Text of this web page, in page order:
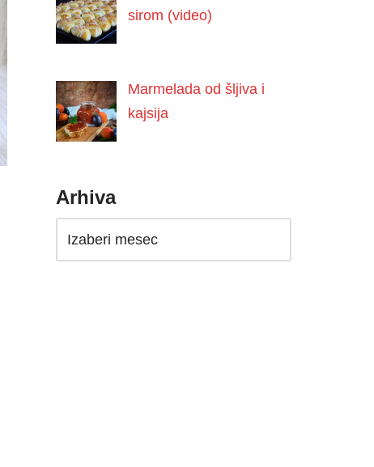
sirom (video)
Marmelada od šljiva i
kajsija
Arhiva